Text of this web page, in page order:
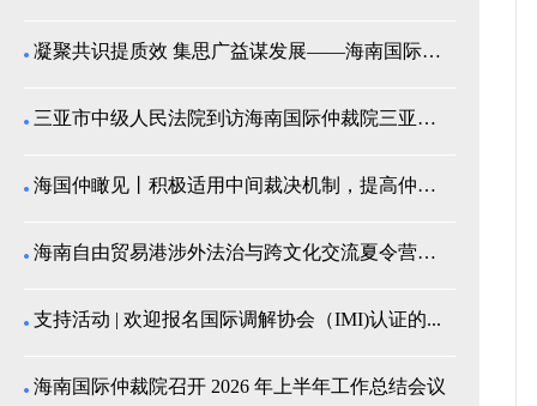
凝聚共识提质效 集思广益谋发展——海南国际仲裁院举...
三亚市中级人民法院到访海南国际仲裁院三亚分院座谈交...
海国仲瞰见丨积极适用中间裁决机制，提高仲裁公信力
海南自由贸易港涉外法治与跨文化交流夏令营师生来我院...
支持活动 | 欢迎报名国际调解协会（IMI)认证的...
海南国际仲裁院召开 2026 年上半年工作总结会议